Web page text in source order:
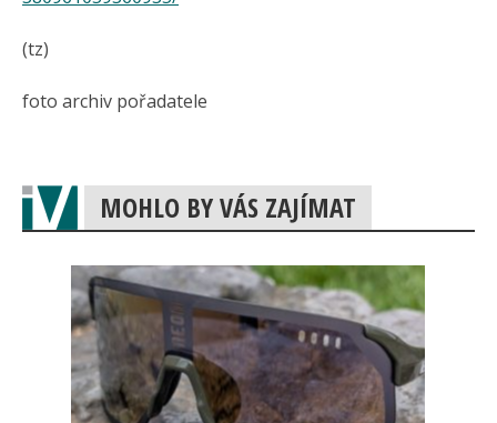
(tz)
foto archiv pořadatele
MOHLO BY VÁS ZAJÍMAT